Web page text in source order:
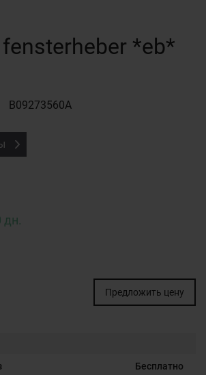
fensterheber *eb*
B09273560A
дн.
Предложить цену
Бесплатно